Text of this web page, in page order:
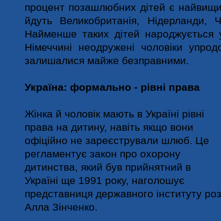
процент позашлюбних дітей є
йдуть Великобританія, Нідерланди,
Найменше таких дітей
Німеччині неодружені чоловіки
залишалися майже безправними.
Україна: формально - рівні права
Жінка й чоловік мають в Україні рівні
права на дитину, навіть якщо вони
офіційно не зареєстрували шлюб. Це
регламентує закон про охорону
дитинства, який був прийнятний в
Україні ще 1991 року, наголошує
представниця державного інституту
Алла Зінченко.